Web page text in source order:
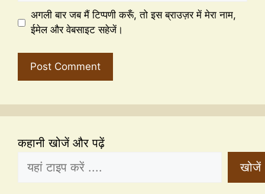
अगली बार जब मैं टिप्पणी करूँ, तो इस ब्राउज़र में मेरा नाम,
ईमेल और वेबसाइट सहेजें।
कहानी खोजें और पढ़ें
खोजें